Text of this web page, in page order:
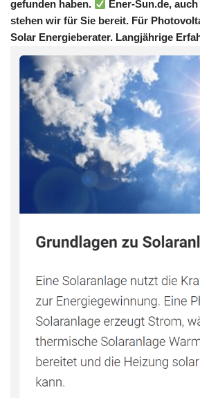
gefunden haben.
Ener-Sun.de,
stehen wir für Sie bereit. Für
Solar Energieberater. Langjährige